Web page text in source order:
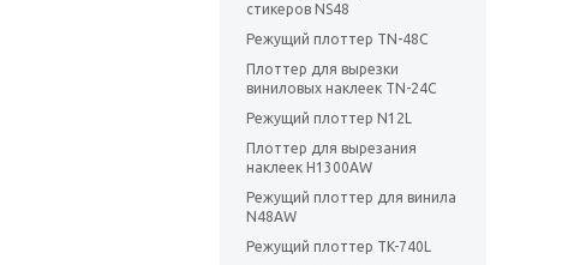
стикеров NS48
Режущий плоттер TN-48C
Плоттер для вырезки
виниловых наклеек TN-24C
Режущий плоттер N12L
Плоттер для вырезания
наклеек H1300AW
Режущий плоттер для винила
N48AW
Режущий плоттер TK-740L